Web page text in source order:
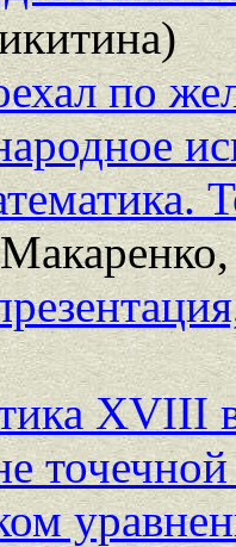
по
XVIII